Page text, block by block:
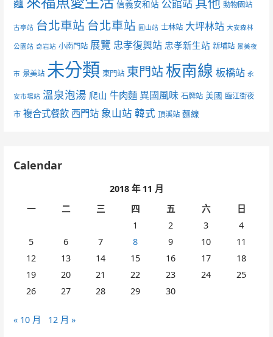
麵
信義安和站 公館站 動物園站
古亭站 台北車站 台北車站 圓山站 士林站 大坪林站 大安森林
公園站 奇岩站 小南門站 展覽 忠孝復興站 忠孝新生站 新埔站 景美夜
市 景美站 未分類 東門站 東門站板南線 板橋站 永
安市場站 溫泉泡湯 爬山 牛肉麵 異國風味 石牌站 美國 臨江街夜
市 複合式餐飲 西門站 象山站 韓式 頂溪站 麵線
Calendar
2018 年 11 月
一
二 三 四 五 六
日
1
2 3
4
5
6 7 8 9 10
11
12
13 14 15 16 17
18
19
20 21 22 23 24
25
26
27 28 29 30
« 10 月 12 月 »